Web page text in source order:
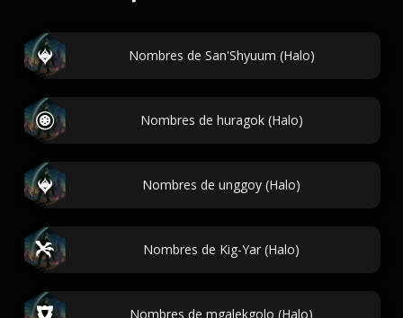
Nombres de San'Shyuum (Halo)
Nombres de huragok (Halo)
Nombres de unggoy (Halo)
Nombres de Kig-Yar (Halo)
Nombres de mgalekgolo (Halo)